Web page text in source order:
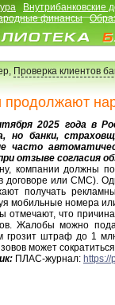
Внутрибанковские
финансы
Проверка клиентов
продолжают
2025 года в
но банки,
часто
отзыве согласия
компании должны
в договоре или СМС).
получать
мобильные номера
отмечают, что
Жалобы можно
грозит штраф до 1
может
ПЛАС-журнал: